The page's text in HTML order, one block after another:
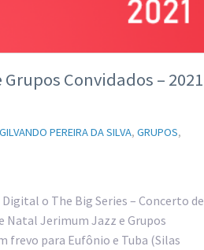
Convidados – 2021
GILVANDO PEREIRA DA SILVA, GRUPOS,
o The Big Series – Concerto de
Natal Jerimum Jazz e Grupos
frevo para Eufônio e Tuba (Silas